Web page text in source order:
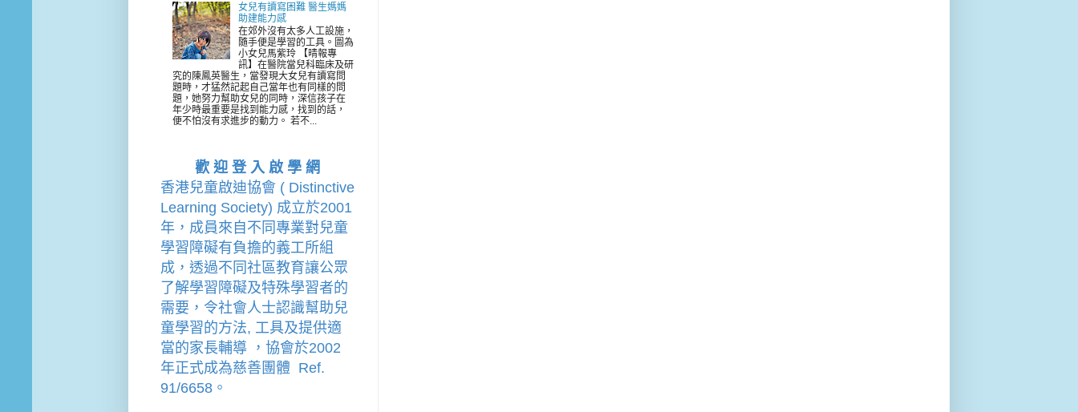
女兒有讀寫困難 醫生媽媽
助建能力感
在郊外沒有太多人工設施，
隨手便是學習的工具。圖為
小女兒馬紫玲 【晴報專
訊】在醫院當兒科臨床及研
究的陳鳳英醫生，當發現大女兒有讀寫問
題時，才猛然記起自己當年也有同樣的問
題，她努力幫助女兒的同時，深信孩子在
年少時最重要是找到能力感，找到的話，
便不怕沒有求進步的動力。 若不...
歡 迎 登 入 啟 學 網
香港兒童啟迪協會 ( Distinctive
Learning Society) 成立於2001
年，成員來自不同專業對兒童
學習障礙有負擔的義工所組
成，透過不同社區教育讓公眾
了解學習障礙及特殊學習者的
需要，令社會人士認識幫助兒
童學習的方法, 工具及提供適
當的家長輔導
， 協會於2002
年正式成為慈善團體  Ref.
91/6658。